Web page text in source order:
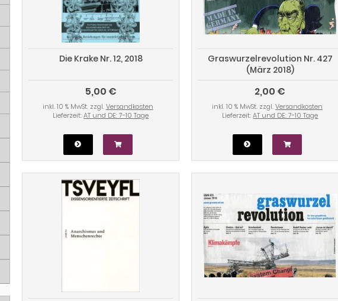
Die Krake Nr. 12, 2018
5,00 €
inkl. 10 % MwSt. zzgl.Versandkosten
Lieferzeit:AT und DE: 7-10 Tage
Graswurzelrevolution Nr. 427
(März 2018)
2,00 €
inkl. 10 % MwSt. zzgl.Versandkosten
Lieferzeit:AT und DE: 7-10 Tage